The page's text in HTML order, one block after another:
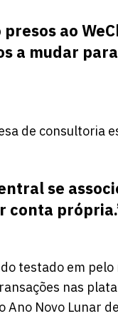
ao
a mudar
de consultoria
se
conta
testado em
nas
Novo Lunar